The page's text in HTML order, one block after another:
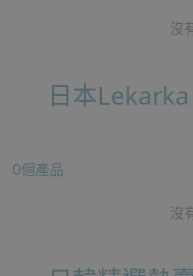
沒
日本Lekarka
0個產品
沒